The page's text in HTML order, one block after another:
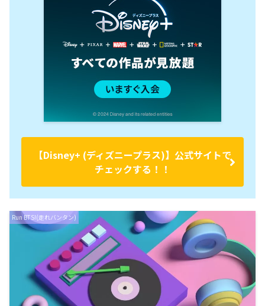
【Disney+ (ディズニープラス)】公式サイトで
チェックする！！
Run BTS!(走れバンタン)